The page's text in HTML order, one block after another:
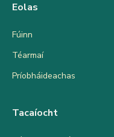
Eolas
Fúinn
Téarmaí
Príobháideachas
Tacaíocht